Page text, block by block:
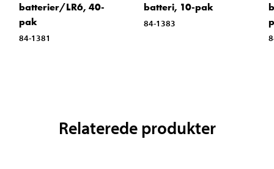
batterier/LR6, 40-
pak
84-1381
batteri, 10-pak
84-1383
Relaterede produkter